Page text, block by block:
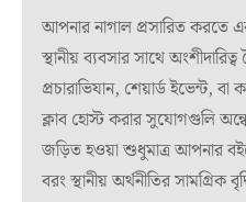
আপনার নাগাল প্রসারিত করতে
স্থানীয় ব্যবসার সাথে
প্রচারাভিযান, শেয়ার্ড ইভেন্ট,
ক্লাব হোস্ট করার সুযোগগুলি
জড়িত হওয়া শুধুমাত্র আপনার
বরং স্থানীয় অর্থনীতির সামগ্রিক